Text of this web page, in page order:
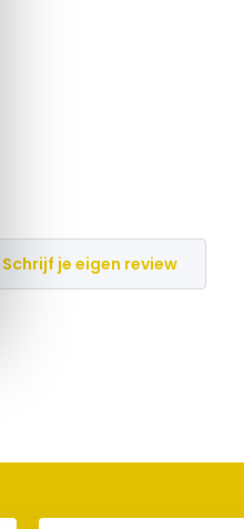
Schrijf je eigen review